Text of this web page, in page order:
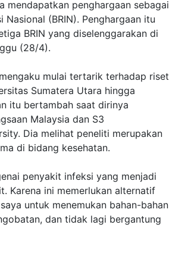
mendapatkan penghargaan sebagai
(BRIN). Penghargaan itu
BRIN yang diselenggarakan di
(28/4).
mulai tertarik terhadap riset
Sumatera Utara hingga
itu bertambah saat dirinya
Malaysia dan S3
Dia melihat peneliti merupakan
di bidang kesehatan.
penyakit infeksi yang menjadi
Karena ini memerlukan alternatif
untuk menemukan bahan-bahan
dan tidak lagi bergantung